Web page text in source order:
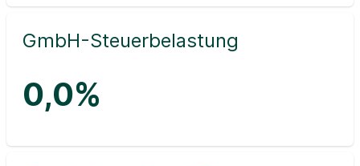
GmbH-Steuerbelastung
0,0%